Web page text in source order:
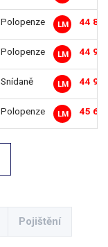
Polopenze LM 44
Polopenze LM 44
Snídaně LM 44
Polopenze LM 45
Pojištění